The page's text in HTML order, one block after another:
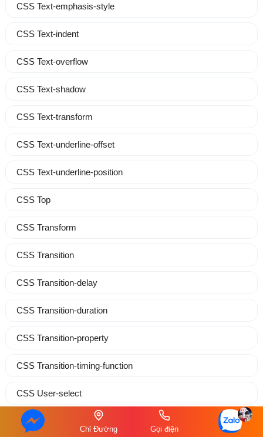
CSS Text-emphasis-style
CSS Text-indent
CSS Text-overflow
CSS Text-shadow
CSS Text-transform
CSS Text-underline-offset
CSS Text-underline-position
CSS Top
CSS Transform
CSS Transition
CSS Transition-delay
CSS Transition-duration
CSS Transition-property
CSS Transition-timing-function
CSS User-select
CSS Vertical-align
Chỉ Đường Gọi điện